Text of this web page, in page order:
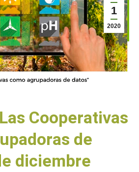
1
2020
Cooperativas
de
diciembre